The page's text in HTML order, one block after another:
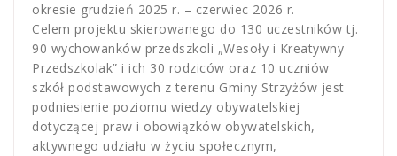
okresie grudzień 2025 r. – czerwiec 2026 r.
Celem projektu skierowanego do 130 uczestników tj.
90 wychowanków przedszkoli „Wesoły i Kreatywny
Przedszkolak” i ich 30 rodziców oraz 10 uczniów
szkół podstawowych z terenu Gminy Strzyżów jest
podniesienie poziomu wiedzy obywatelskiej
dotyczącej praw i obowiązków obywatelskich,
aktywnego udziału w życiu społecznym,